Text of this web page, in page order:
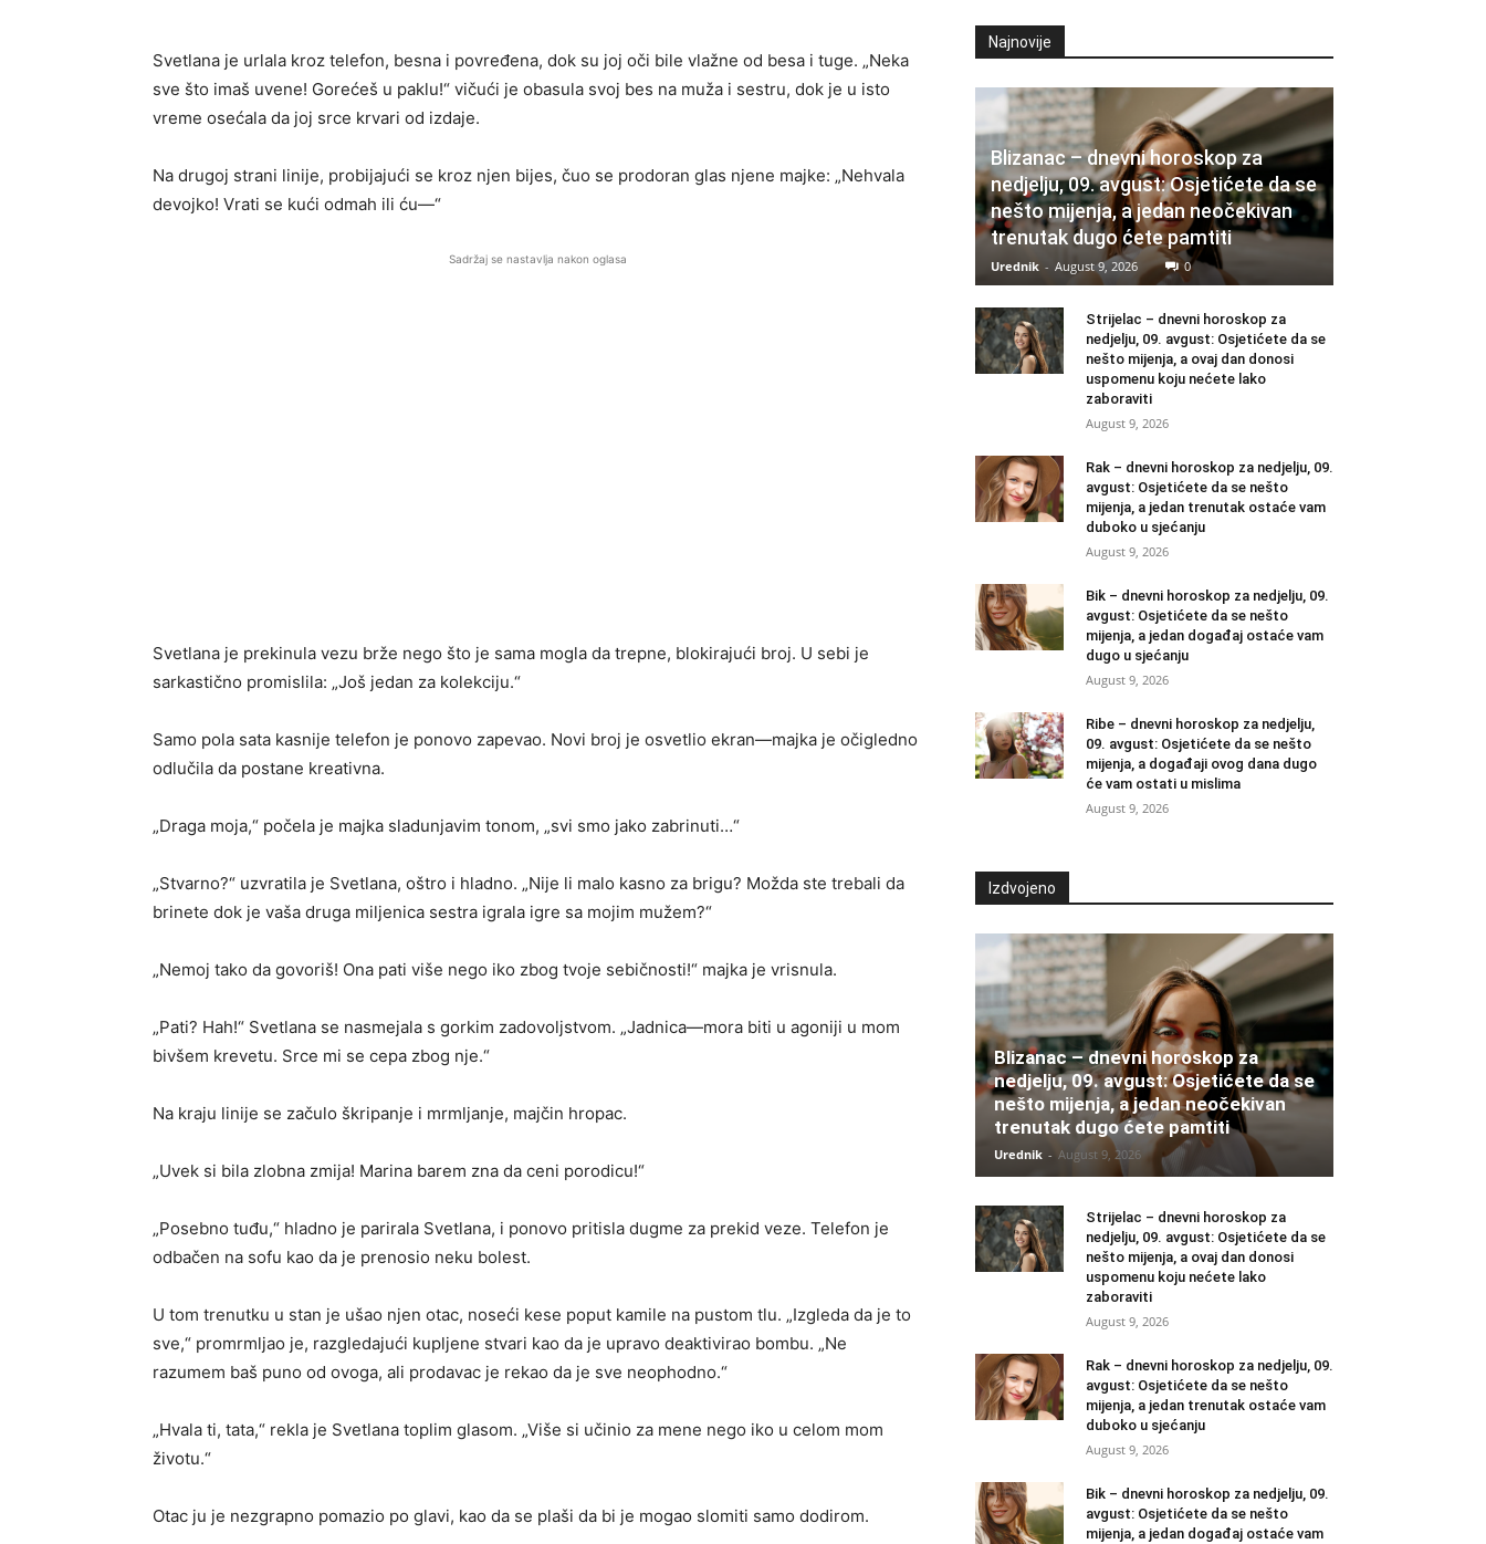
Svetlana je urlala kroz telefon, besna i povređena, dok su joj oči bile vlažne od besa i tuge. „Neka
sve što imaš uvene! Gorećeš u paklu!“ vičući je obasula svoj bes na muža i sestru, dok je u isto
vreme osećala da joj srce krvari od izdaje.
Na drugoj strani linije, probijajući se kroz njen bijes, čuo se prodoran glas njene majke: „Nehvala
devojko! Vrati se kući odmah ili ću—“
Sadržaj se nastavlja nakon oglasa
Svetlana je prekinula vezu brže nego što je sama mogla da trepne, blokirajući broj. U sebi je
sarkastično promislila: „Još jedan za kolekciju.“
Samo pola sata kasnije telefon je ponovo zapevao. Novi broj je osvetlio ekran—majka je očigledno
odlučila da postane kreativna.
„Draga moja,“ počela je majka sladunjavim tonom, „svi smo jako zabrinuti…“
„Stvarno?“ uzvratila je Svetlana, oštro i hladno. „Nije li malo kasno za brigu? Možda ste trebali da
brinete dok je vaša druga miljenica sestra igrala igre sa mojim mužem?“
„Nemoj tako da govoriš! Ona pati više nego iko zbog tvoje sebičnosti!“ majka je vrisnula.
„Pati? Hah!“ Svetlana se nasmejala s gorkim zadovoljstvom. „Jadnica—mora biti u agoniji u mom
bivšem krevetu. Srce mi se cepa zbog nje.“
Na kraju linije se začulo škripanje i mrmljanje, majčin hropac.
„Uvek si bila zlobna zmija! Marina barem zna da ceni porodicu!“
„Posebno tuđu,“ hladno je parirala Svetlana, i ponovo pritisla dugme za prekid veze. Telefon je
odbačen na sofu kao da je prenosio neku bolest.
U tom trenutku u stan je ušao njen otac, noseći kese poput kamile na pustom tlu. „Izgleda da je to
sve,“ promrmljao je, razgledajući kupljene stvari kao da je upravo deaktivirao bombu. „Ne
razumem baš puno od ovoga, ali prodavac je rekao da je sve neophodno.“
„Hvala ti, tata,“ rekla je Svetlana toplim glasom. „Više si učinio za mene nego iko u celom mom
životu.“
Otac ju je nezgrapno pomazio po glavi, kao da se plaši da bi je mogao slomiti samo dodirom.
Najnovije
Blizanac – dnevni horoskop za
nedjelju, 09. avgust: Osjetićete da se
nešto mijenja, a jedan neočekivan
trenutak dugo ćete pamtiti
Urednik - August 9, 2026 0
Strijelac – dnevni horoskop za
nedjelju, 09. avgust: Osjetićete da se
nešto mijenja, a ovaj dan donosi
uspomenu koju nećete lako
zaboraviti
August 9, 2026
Rak – dnevni horoskop za nedjelju, 09.
avgust: Osjetićete da se nešto
mijenja, a jedan trenutak ostaće vam
duboko u sjećanju
August 9, 2026
Bik – dnevni horoskop za nedjelju, 09.
avgust: Osjetićete da se nešto
mijenja, a jedan događaj ostaće vam
dugo u sjećanju
August 9, 2026
Ribe – dnevni horoskop za nedjelju,
09. avgust: Osjetićete da se nešto
mijenja, a događaji ovog dana dugo
će vam ostati u mislima
August 9, 2026
Izdvojeno
Blizanac – dnevni horoskop za
nedjelju, 09. avgust: Osjetićete da se
nešto mijenja, a jedan neočekivan
trenutak dugo ćete pamtiti
Urednik - August 9, 2026
Strijelac – dnevni horoskop za
nedjelju, 09. avgust: Osjetićete da se
nešto mijenja, a ovaj dan donosi
uspomenu koju nećete lako
zaboraviti
August 9, 2026
Rak – dnevni horoskop za nedjelju, 09.
avgust: Osjetićete da se nešto
mijenja, a jedan trenutak ostaće vam
duboko u sjećanju
August 9, 2026
Bik – dnevni horoskop za nedjelju, 09.
avgust: Osjetićete da se nešto
mijenja, a jedan događaj ostaće vam